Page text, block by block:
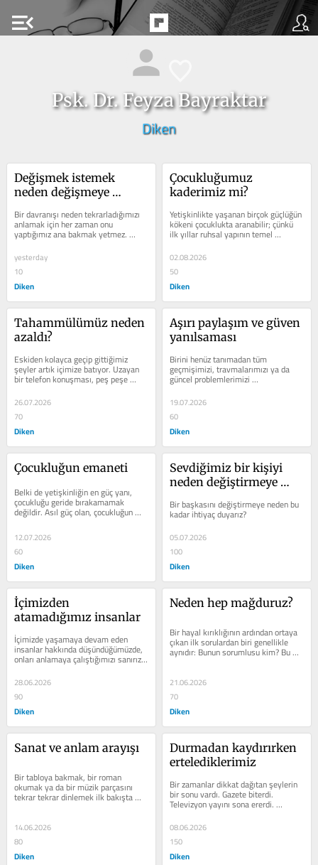
menu_open
Psk. Dr. Feyza Bayraktar
Diken
Değişmek istemek
neden değişmeye
Bir davranışı neden tekrarladığımızı
anlamak için her zaman onu
yaptığımız ana bakmak yetmez.
Cevap, kimi zaman onu
yapmadığımızda geriye kalandır.
yesterday
10
Diken
Çocukluğumuz
kaderimiz mi?
Yetişkinlikte yaşanan birçok güçlüğün
kökeni çocuklukta aranabilir; çünkü
ilk yıllar ruhsal yapının temel
taşlarının oluşmasında...
02.08.2026
50
Diken
Tahammülümüz neden
azaldı?
Eskiden kolayca geçip gittiğimiz
şeyler artık içimize batıyor. Uzayan
bir telefon konuşması, peş peşe
gelen mesajlar, aynı hikâyenin...
26.07.2026
70
Diken
Aşırı paylaşım ve güven
yanılsaması
Birini henüz tanımadan tüm
geçmişimizi, travmalarımızı ya da
güncel problemlerimizi
anlattığımızda, aramızda özel bir bağ
kurulduğunu...
19.07.2026
60
Diken
Çocukluğun emaneti
Belki de yetişkinliğin en güç yanı,
çocukluğu geride bırakamamak
değildir. Asıl güç olan, çocukluğun
bizden istediğiyle bugün...
12.07.2026
60
Diken
Sevdiğimiz bir kişiyi
neden değiştirmeye
Bir başkasını değiştirmeye neden bu
kadar ihtiyaç duyarız?
05.07.2026
100
Diken
İçimizden
atamadığımız insanlar
İçimizde yaşamaya devam eden
insanlar hakkında düşündüğümüzde,
onları anlamaya çalıştığımızı sanırız.
Oysa dikkatle...
28.06.2026
90
Diken
Neden hep mağduruz?
Bir hayal kırıklığının ardından ortaya
çıkan ilk sorulardan biri genellikle
aynıdır: Bunun sorumlusu kim? Bu
sorunun neden bu kadar çekici...
21.06.2026
70
Diken
Sanat ve anlam arayışı
Bir tabloya bakmak, bir roman
okumak ya da bir müzik parçasını
tekrar tekrar dinlemek ilk bakışta
hayatın zorunlu ihtiyaçları arasında...
14.06.2026
80
Diken
Durmadan kaydırırken
ertelediklerimiz
Bir zamanlar dikkat dağıtan şeylerin
bir sonu vardı. Gazete biterdi.
Televizyon yayını sona ererdi.
Yolculuk tamamlanırdı. Misafirler...
08.06.2026
150
Diken